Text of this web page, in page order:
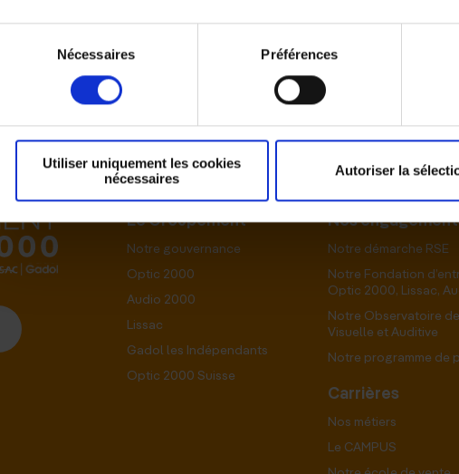
consentement
Nécessaires Préférences
Utiliser uniquement les cookies
nécessaires
Autoriser la
Le Groupement
Notre gouvernance
Optic 2000
Audio 2000
Lissac
Gadol les Indépendants
Optic 2000 Suisse
Nos
Notre démarche RSE
Notre Fondation
Optic 2000, Lissac,
Notre Observatoire
Visuelle et Auditive
Notre programme de
Carrières
Nos métiers
Le CAMPUS